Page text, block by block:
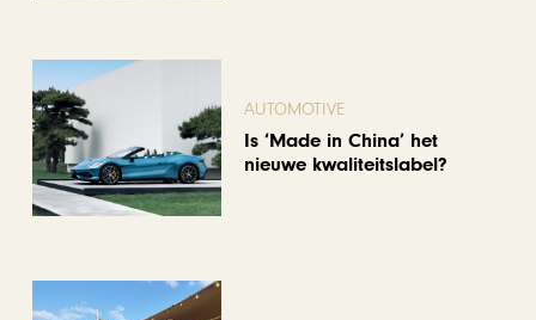
AUTOMOTIVE
Is ‘Made in China’ het
nieuwe kwaliteitslabel?